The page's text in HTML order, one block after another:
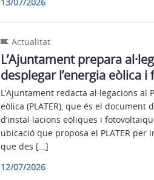
Actualitat
L’Ajuntament prepara
desplegar l’energia eòlica
L’Ajuntament redacta al·legacions
eòlica (PLATER), que és el
d’instal·lacions eòliques i
ubicació que proposa el PLATER
que des […]
12/07/2026